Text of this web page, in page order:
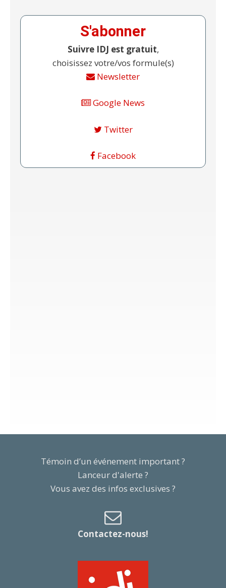
S'abonner
Suivre IDJ est gratuit,
choisissez votre/vos formule(s)
Newsletter
Google News
Twitter
Facebook
Témoin d’un événement important ?
Lanceur d'alerte ?
Vous avez des infos exclusives ?
Contactez-nous!